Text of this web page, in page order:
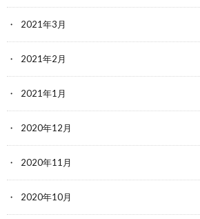
2021年3月
2021年2月
2021年1月
2020年12月
2020年11月
2020年10月